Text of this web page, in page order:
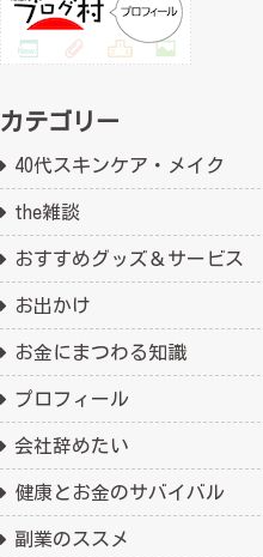
カテゴリー
40代スキンケア・メイク
the雑談
おすすめグッズ＆サービス
お出かけ
お金にまつわる知識
プロフィール
会社辞めたい
健康とお金のサバイバル
副業のススメ